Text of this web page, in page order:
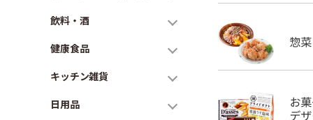
飲料・酒
健康食品
キッチン雑貨
日用品